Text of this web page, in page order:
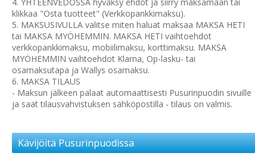
klikkaa "Osta tuotteet" (Verkkopankkimaksu).
5. MAKSUSIVULLA valitse miten haluat maksaa MAKSA HETI
tai MAKSA MYÖHEMMIN. MAKSA HETI vaihtoehdot
verkkopankkimaksu, mobiilimaksu, korttimaksu. MAKSA
MYÖHEMMIN vaihtoehdot Klarna, Op-lasku- tai
osamaksutapa ja Wallys osamaksu.
6. MAKSA TILAUS
- Maksun jälkeen palaat automaattisesti Pusurinpuodin sivuille
ja saat tilausvahvistuksen sähköpostilla - tilaus on valmis.
Kävijöitä Pusurinpuodissa